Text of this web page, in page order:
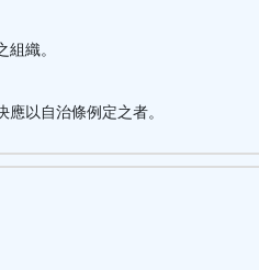
織。
以自治條例定之者。